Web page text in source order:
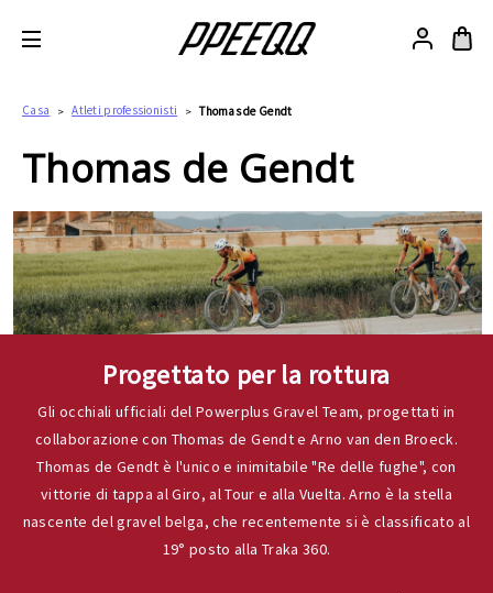
Casa Atleti professionisti Thomas de Gendt
Thomas de Gendt
Progettato per la rottura
Gli occhiali ufficiali del Powerplus Gravel Team, progettati in
collaborazione con Thomas de Gendt e Arno van den Broeck.
Thomas de Gendt è l'unico e inimitabile "Re delle fughe", con
vittorie di tappa al Giro, al Tour e alla Vuelta. Arno è la stella
nascente del gravel belga, che recentemente si è classificato al
19° posto alla Traka 360.